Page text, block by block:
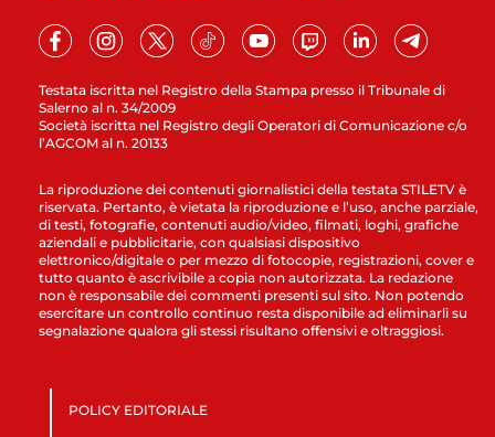
Testata iscritta nel Registro della Stampa presso il Tribunale di
Salerno al n. 34/2009
Società iscritta nel Registro degli Operatori di Comunicazione c/o
l’AGCOM al n. 20133
La riproduzione dei contenuti giornalistici della testata STILETV è
riservata. Pertanto, è vietata la riproduzione e l’uso, anche parziale,
di testi, fotografie, contenuti audio/video, filmati, loghi, grafiche
aziendali e pubblicitarie, con qualsiasi dispositivo
elettronico/digitale o per mezzo di fotocopie, registrazioni, cover e
tutto quanto è ascrivibile a copia non autorizzata. La redazione
non è responsabile dei commenti presenti sul sito. Non potendo
esercitare un controllo continuo resta disponibile ad eliminarli su
segnalazione qualora gli stessi risultano offensivi e oltraggiosi.
POLICY EDITORIALE